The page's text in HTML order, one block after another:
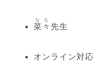
菜々
なな
先生
オンライン対応